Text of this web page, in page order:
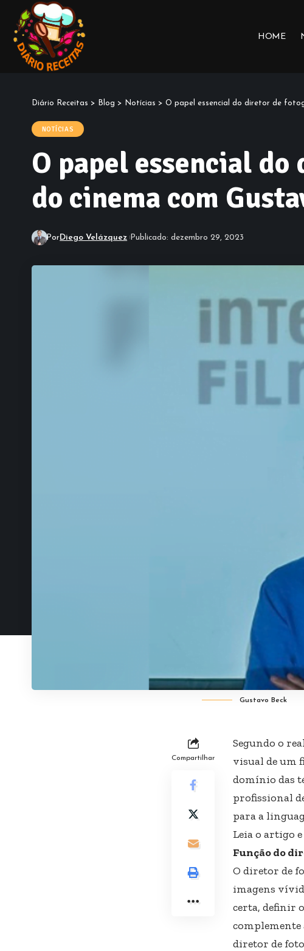
HOME
Diário Receitas > Blog > Notícias > O papel essencial do diretor de
NOTÍCIAS
O papel essencial
do cinema com
PorDiego Velázquez Publicado: dezembro 29, 2023
Gustavo Beck
Compartilhar
Segundo o
visual de um
domínio das
profissional
para a
Leia o artigo
Função do
O diretor de
imagens
certa, definir
complemente
diretor de